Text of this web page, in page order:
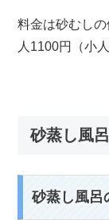
料金は砂むし
人1100円（小
砂蒸し風
砂蒸し風呂